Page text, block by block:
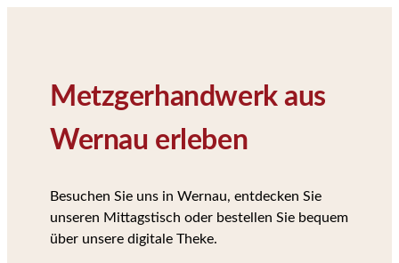
Metzgerhandwerk aus
Wernau erleben
Besuchen Sie uns in Wernau, entdecken Sie
unseren Mittagstisch oder bestellen Sie bequem
über unsere digitale Theke.